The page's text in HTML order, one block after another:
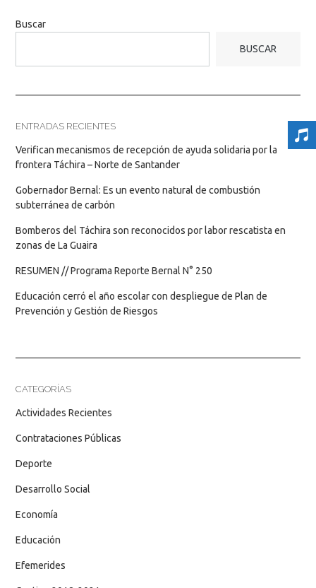
Buscar
BUSCAR
ENTRADAS RECIENTES
Verifican mecanismos de recepción de ayuda solidaria por la
frontera Táchira – Norte de Santander
Gobernador Bernal: Es un evento natural de combustión
subterránea de carbón
Bomberos del Táchira son reconocidos por labor rescatista en
zonas de La Guaira
RESUMEN // Programa Reporte Bernal N° 250
Educación cerró el año escolar con despliegue de Plan de
Prevención y Gestión de Riesgos
CATEGORÍAS
Actividades Recientes
Contrataciones Públicas
Deporte
Desarrollo Social
Economía
Educación
Efemerides